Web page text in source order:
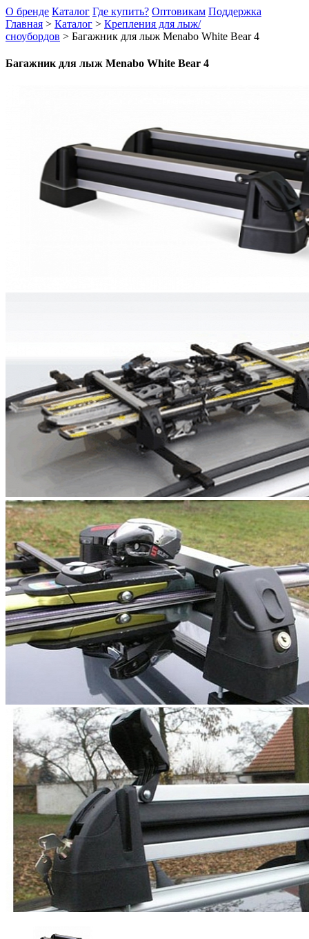
О бренде Каталог Где купить? Оптовикам Поддержка
Главная > Каталог > Крепления для лыж/
сноубордов > Багажник для лыж Menabo White Bear 4
Багажник для лыж Menabo White Bear 4